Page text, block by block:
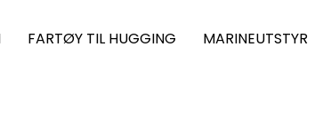
FARTØY TIL HUGGING MARINEUTSTYR